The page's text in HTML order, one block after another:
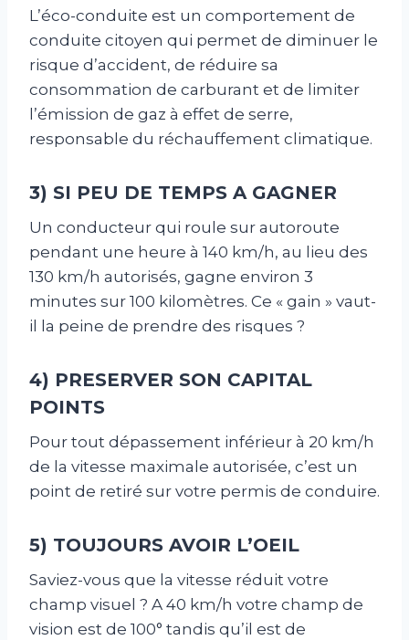
L’éco-conduite est un comportement de
conduite citoyen qui permet de diminuer le
risque d’accident, de réduire sa
consommation de carburant et de limiter
l’émission de gaz à effet de serre,
responsable du réchauffement climatique.
3) SI PEU DE TEMPS A GAGNER
Un conducteur qui roule sur autoroute
pendant une heure à 140 km/h, au lieu des
130 km/h autorisés, gagne environ 3
minutes sur 100 kilomètres. Ce « gain » vaut-
il la peine de prendre des risques ?
4) PRESERVER SON CAPITAL
POINTS
Pour tout dépassement inférieur à 20 km/h
de la vitesse maximale autorisée, c’est un
point de retiré sur votre permis de conduire.
5) TOUJOURS AVOIR L’OEIL
Saviez-vous que la vitesse réduit votre
champ visuel ? A 40 km/h votre champ de
vision est de 100° tandis qu’il est de